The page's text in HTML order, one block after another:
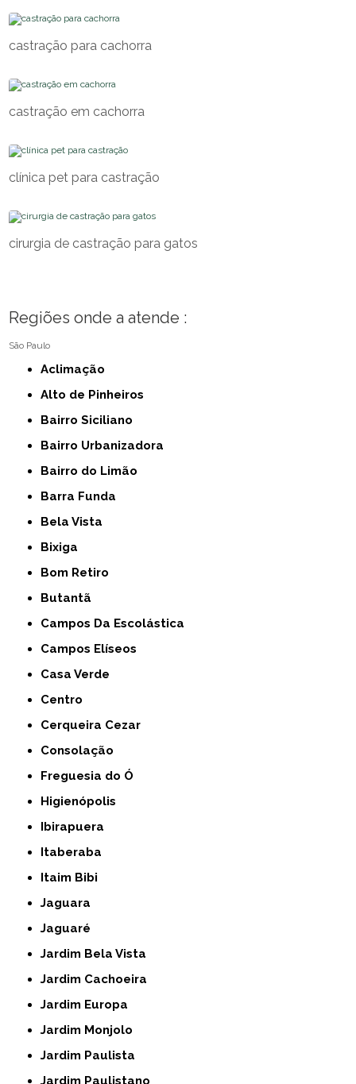
castração para cachorra
castração em cachorra
clínica pet para castração
cirurgia de castração para gatos
Regiões onde a atende :
São Paulo
Aclimação
Alto de Pinheiros
Bairro Siciliano
Bairro Urbanizadora
Bairro do Limão
Barra Funda
Bela Vista
Bixiga
Bom Retiro
Butantã
Campos Da Escolástica
Campos Elíseos
Casa Verde
Centro
Cerqueira Cezar
Consolação
Freguesia do Ó
Higienópolis
Ibirapuera
Itaberaba
Itaim Bibi
Jaguara
Jaguaré
Jardim Bela Vista
Jardim Cachoeira
Jardim Europa
Jardim Monjolo
Jardim Paulista
Jardim Paulistano